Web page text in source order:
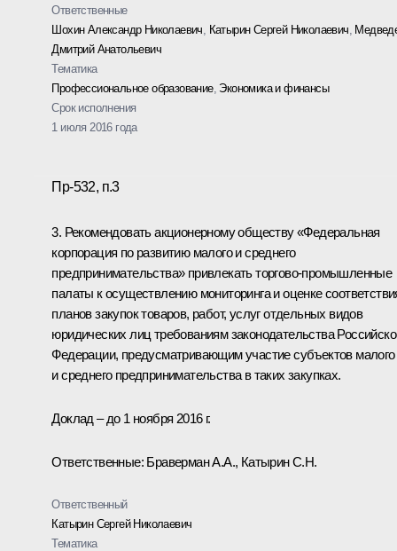
Ответственные
Шохин Александр Николаевич Катырин Сергей Николаевич
Дмитрий Анатольевич
Тематика
Профессиональное образование, Экономика и финансы
Срок исполнения
1 июля 2016 года
Пр-532, п.3
3. Рекомендовать акционерному обществу «Федеральная
корпорация по развитию малого и среднего
предпринимательства» привлекать торгово-промышленные
палаты к осуществлению мониторинга и оценке
планов закупок товаров, работ, услуг отдельных видов
юридических лиц требованиям законодательства
Федерации, предусматривающим участие субъектов малого
и среднего предпринимательства в таких закупках.
Доклад – до 1 ноября 2016 г.
Ответственные: Браверман А.А., Катырин С.Н.
Ответственный
Катырин Сергей Николаевич
Тематика